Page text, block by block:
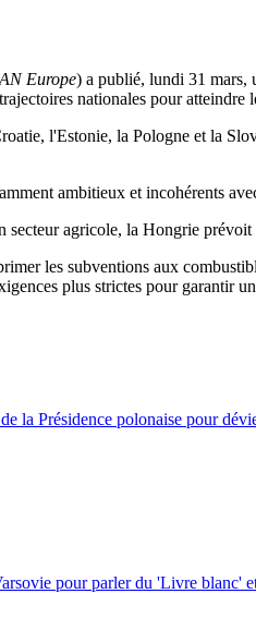
Europe) a publié, lundi 31 mars,
nationales pour
l'Estonie, la Pologne et la
ambitieux et incohérents
agricole, la Hongrie
les subventions aux
plus strictes pour garantir
la Présidence polonaise pour
pour parler du 'Livre blanc'